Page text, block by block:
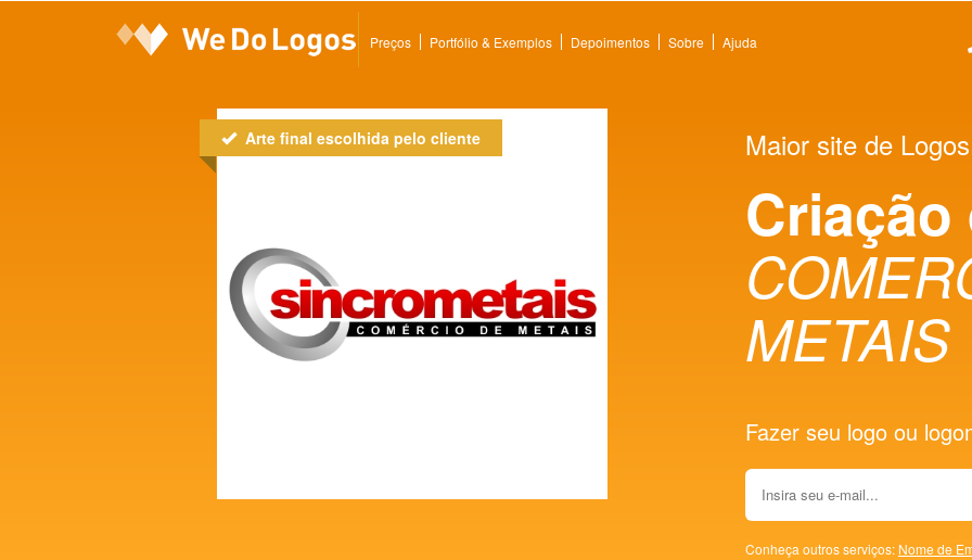
Preços Portfólio & Exemplos Depoimentos Sobre Ajuda
Arte final escolhida pelo cliente Maior site de
Criação
METAIS
Fazer seu logo ou
Conheça outros serviços: Nome de